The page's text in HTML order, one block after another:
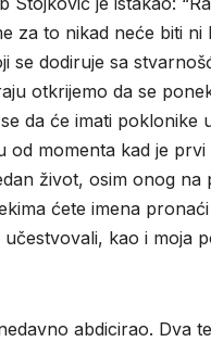
za to nikad neće biti ni
se dodiruje sa
otkrijemo da se
da će imati poklonike
od momenta kad je
život, osim onog na
ćete imena
kao i moja
abdicirao. Dva